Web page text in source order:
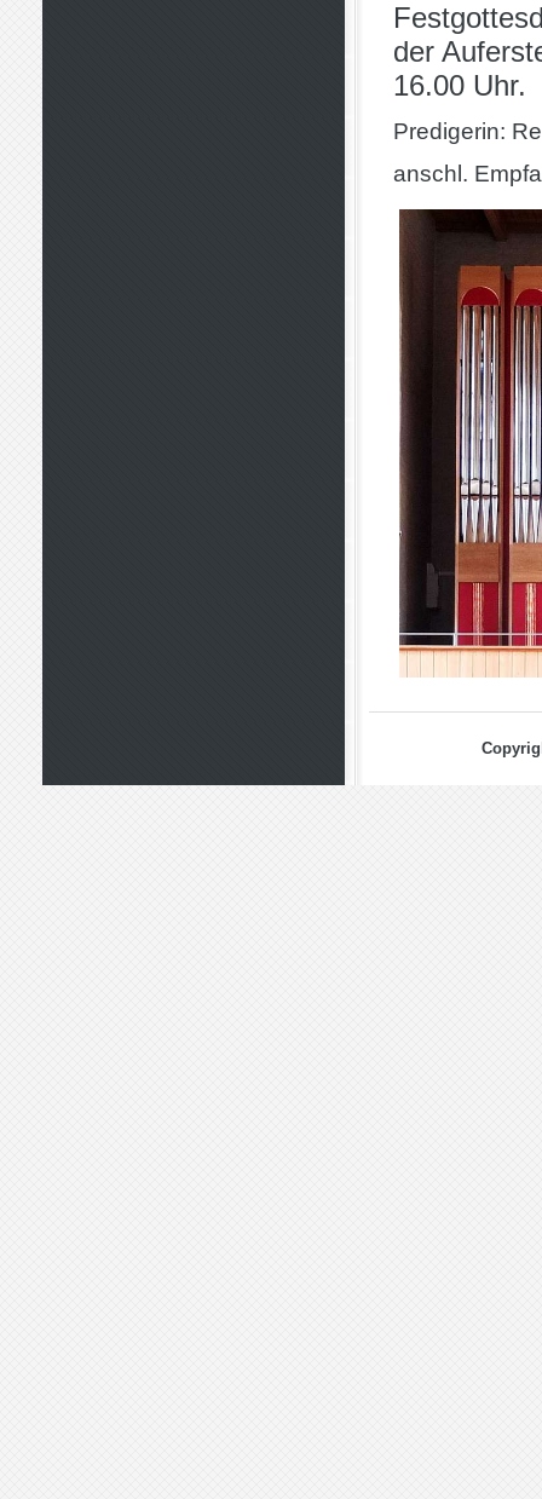
der
16.00 Uhr.
Predigerin:
anschl.